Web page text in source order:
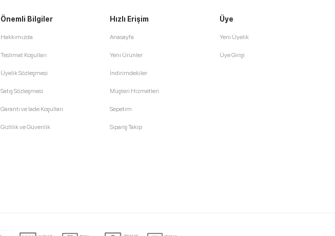
Önemli Bilgiler
Hakkımızda
Teslimat Koşulları
Üyelik Sözleşmesi
Satış Sözleşmesi
Garanti ve İade Koşulları
Gizlilik ve Güvenlik
Hızlı Erişim
Anasayfa
Yeni Ürünler
İndirimdekiler
Müşteri Hizmetleri
Sepetim
Sipariş Takip
Üye
Yeni Üyelik
Üye Girişi